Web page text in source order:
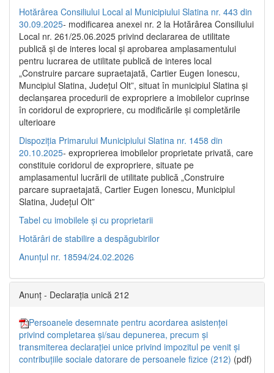
Hotărârea Consiliului Local al Municipiului Slatina nr. 443 din
30.09.2025- modificarea anexei nr. 2 la Hotărârea Consiliului
Local nr. 261/25.06.2025 privind declararea de utilitate
publică şi de interes local şi aprobarea amplasamentului
pentru lucrarea de utilitate publică de interes local
„Construire parcare supraetajată, Cartier Eugen Ionescu,
Muncipiul Slatina, Judeţul Olt”, situat în municipiul Slatina şi
declanşarea procedurii de expropriere a imobilelor cuprinse
în coridorul de expropriere, cu modificările şi completările
ulterioare
Dispoziția Primarului Municipiului Slatina nr. 1458 din
20.10.2025- exproprierea imobilelor proprietate privată, care
constituie coridorul de expropriere, situate pe
amplasamentul lucrării de utilitate publică „Construire
parcare supraetajată, Cartier Eugen Ionescu, Municipiul
Slatina, Județul Olt”
Tabel cu imobilele și cu proprietarii
Hotărâri de stabilire a despăgubirilor
Anunțul nr. 18594/24.02.2026
Anunț - Declarația unică 212
Persoanele desemnate pentru acordarea asistenței
privind completarea și/sau depunerea, precum și
transmiterea declarației unice privind impozitul pe venit și
contribuțiile sociale datorare de persoanele fizice (212) (pdf)